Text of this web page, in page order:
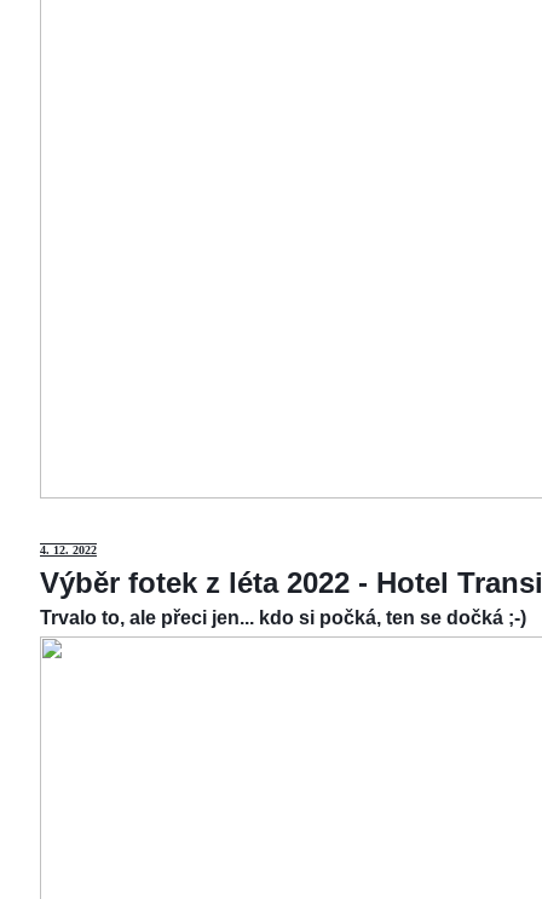
4. 12. 2022
Výběr fotek z léta 2022 - Hotel
Trvalo to, ale přeci jen... kdo si počká, ten se dočká ;-)